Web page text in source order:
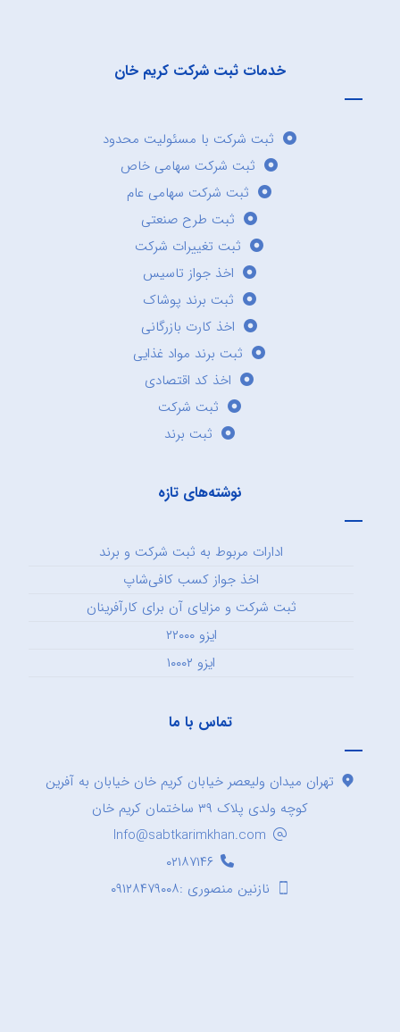
خدمات ثبت شرکت کریم خان
ثبت شرکت با مسئولیت محدود
ثبت شرکت سهامی خاص
ثبت شرکت سهامی عام
ثبت طرح صنعتی
ثبت تغییرات شرکت
اخذ جواز تاسیس
ثبت برند پوشاک
اخذ کارت بازرگانی
ثبت برند مواد غذایی
اخذ کد اقتصادی
ثبت شرکت
ثبت برند
نوشته‌های تازه
ادارات مربوط به ثبت شرکت و برند
اخذ جواز کسب کافی‌شاپ
ثبت شرکت و مزایای آن برای کارآفرینان
ایزو ۲۲۰۰۰
ایزو ۱۰۰۰۲
تماس با ما
تهران میدان ولیعصر خیابان کریم خان خیابان به آفرین
کوچه ولدی پلاک ۳۹ ساختمان کریم خان
Info@sabtkarimkhan.com
۰۲۱۸۷۱۴۶
نازنین منصوری :۰۹۱۲۸۴۷۹۰۰۸